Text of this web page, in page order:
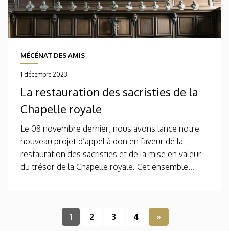
MÉCÉNAT DES AMIS
1 décembre 2023
La restauration des sacristies de la
Chapelle royale
Le 08 novembre dernier, nous avons lancé notre
nouveau projet d’appel à don en faveur de la
restauration des sacristies et de la mise en valeur
du trésor de la Chapelle royale. Cet ensemble...
1 2 3 4 »